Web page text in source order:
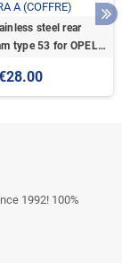
steel rear
type 53 for OPEL
1992! 100%